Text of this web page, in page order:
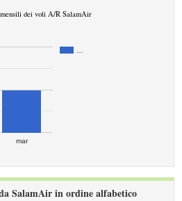
dei voli A/R SalamAir
mar
SalamAir in ordine alfabetico